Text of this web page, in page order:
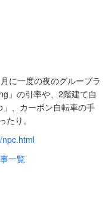
に一度の夜のグループラ
」の引率や、2階建て自
、カーボン自転車の手
り。
npc.html
一覧